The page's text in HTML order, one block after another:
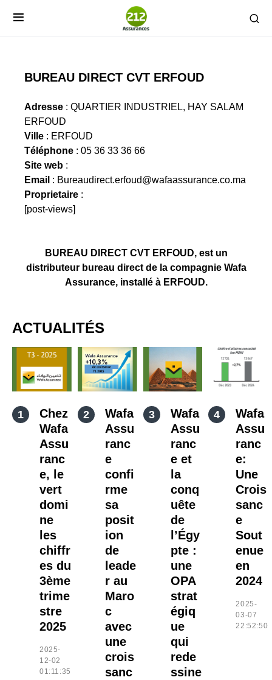
BUREAU DIRECT CVT ERFOUD
Adresse : QUARTIER INDUSTRIEL, HAY SALAM
ERFOUD
Ville : ERFOUD
Téléphone : 05 36 33 36 66
Site web :
Email : Bureaudirect.erfoud@wafaassurance.co.ma
Proprietaire :
[post-views]
BUREAU DIRECT CVT ERFOUD, est un
distributeur bureau direct de la compagnie Wafa
Assurance, installé à ERFOUD.
ACTUALITÉS
Chez
Wafa
Assu
ranc
e, le
vert
domi
ne
les
chiffr
es du
3ème
trime
stre
2025
2025-
12-02
01:11:35
Wafa
Assu
ranc
e
confi
rme
sa
posit
ion
de
leade
r au
Maro
c
avec
une
crois
sanc
Wafa
Assu
ranc
e et
la
conq
uête
de
l’Égy
pte :
une
OPA
strat
égiq
ue
qui
rede
ssine
Wafa
Assu
ranc
e:
Une
Crois
sanc
e
Sout
enue
en
2024
2025-
03-07
22:52:50